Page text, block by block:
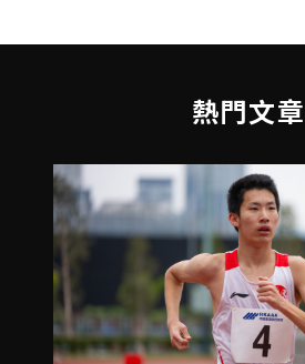
熱門文章